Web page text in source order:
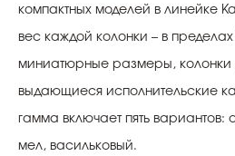
компактных моделей в линейке
вес каждой колонки – в
миниатюрные размеры, колонки
выдающиеся исполнительские
гамма включает пять
мел, васильковый.